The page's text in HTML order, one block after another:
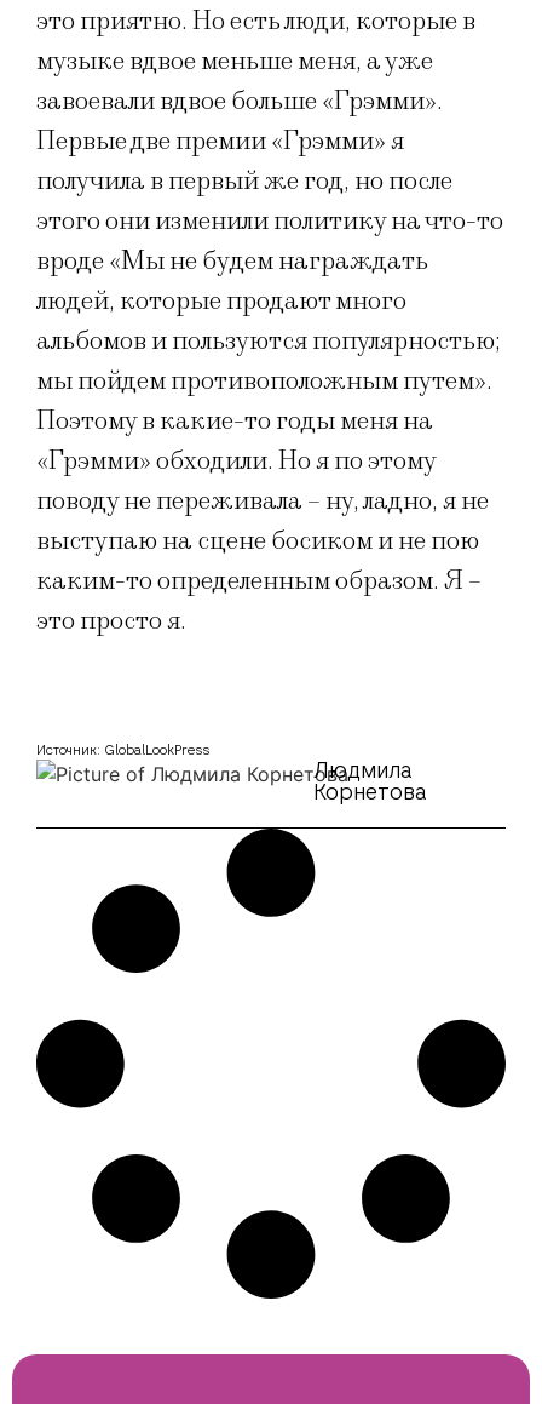
это приятно. Но есть люди, которые в
музыке вдвое меньше меня, а уже
завоевали вдвое больше «Грэмми».
Первые две премии «Грэмми» я
получила в первый же год, но после
этого они изменили политику на что-то
вроде «Мы не будем награждать
людей, которые продают много
альбомов и пользуются популярностью;
мы пойдем противоположным путем».
Поэтому в какие-то годы меня на
«Грэмми» обходили. Но я по этому
поводу не переживала – ну, ладно, я не
выступаю на сцене босиком и не пою
каким-то определенным образом. Я –
это просто я.
Людмила
Корнетова
Источник: GlobalLookPress